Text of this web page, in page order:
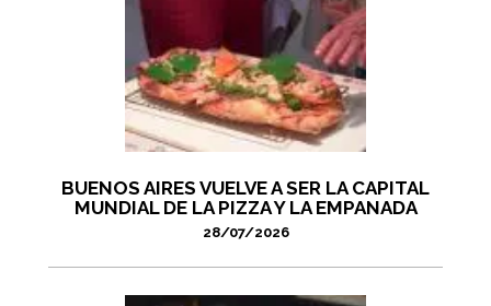
BUENOS AIRES VUELVE A SER LA CAPITAL
MUNDIAL DE LA PIZZA Y LA EMPANADA
28/07/2026